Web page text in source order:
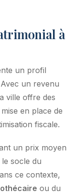
à
un profil
un revenu
ville offre des
en place de
fiscale.
un prix moyen
socle du
ce contexte,
ou du